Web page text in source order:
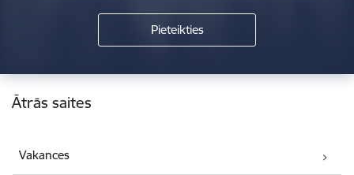
Kājene
Ātrās saites
Vakances